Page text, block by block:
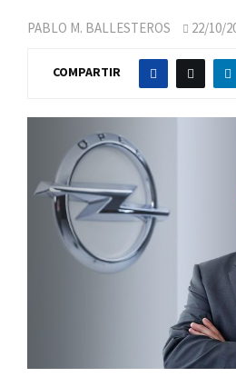
PABLO M. BALLESTEROS 22/10/
COMPARTIR